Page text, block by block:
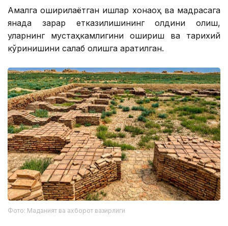
Амалга оширилаётган ишлар хонақоҳ ва мадрасага
янада зарар етказилишининг олдини олиш,
уларнинг мустаҳкамлигини ошириш ва тарихий
кўринишини сақлаб қолишга қаратилган.
Фото: Маданият ва ахборот вазирлиги